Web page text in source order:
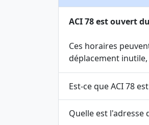
ACI 78 est ouvert
Ces horaires
déplacement
Est-ce que ACI 78
Quelle est l'adresse